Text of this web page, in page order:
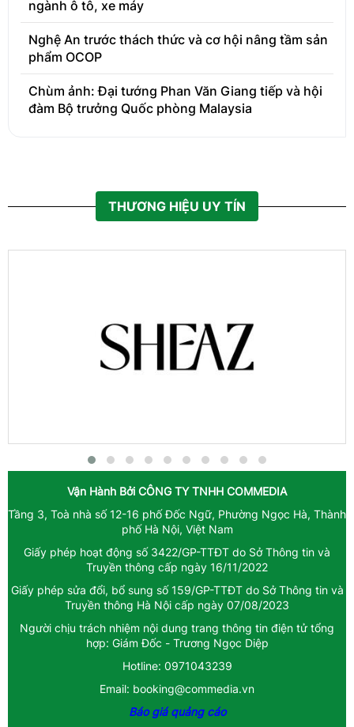
ngành ô tô, xe máy
Nghệ An trước thách thức và cơ hội nâng tầm sản
phẩm OCOP
Chùm ảnh: Đại tướng Phan Văn Giang tiếp và hội
đàm Bộ trưởng Quốc phòng Malaysia
THƯƠNG HIỆU UY TÍN
Vận Hành Bởi CÔNG TY TNHH COMMEDIA
Tầng 3, Toà nhà số 12-16 phố Đốc Ngữ, Phường Ngọc Hà, Thành
phố Hà Nội, Việt Nam
Giấy phép hoạt động số 3422/GP-TTĐT do Sở Thông tin và
Truyền thông cấp ngày 16/11/2022
Giấy phép sửa đổi, bổ sung số 159/GP-TTĐT do Sở Thông tin và
Truyền thông Hà Nội cấp ngày 07/08/2023
Người chịu trách nhiệm nội dung trang thông tin điện tử tổng
hợp: Giám Đốc - Trương Ngọc Diệp
Hotline: 0971043239
Email: booking@commedia.vn
Báo giá quảng cáo